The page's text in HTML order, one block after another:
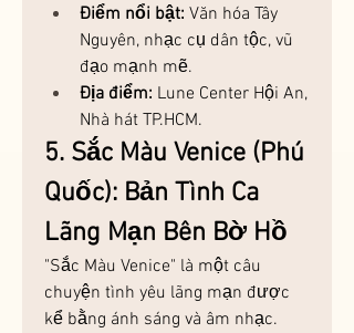
Điểm nổi bật: Văn hóa Tây
Nguyên, nhạc cụ dân tộc, vũ
đạo mạnh mẽ.
Địa điểm: Lune Center Hội An,
Nhà hát TP.HCM.
5. Sắc Màu Venice (Phú
Quốc): Bản Tình Ca
Lãng Mạn Bên Bờ Hồ
"Sắc Màu Venice" là một câu
chuyện tình yêu lãng mạn được
kể bằng ánh sáng và âm nhạc.